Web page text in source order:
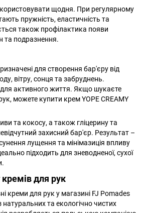
щодня. При регулярному
пружність, еластичність та
також профілактика появи
та подразнення.
для створення бар'єру від
вітру, сонця та забруднень.
активного життя. Якщо шукаєте
можете купити крем YOPE CREAMY
та кокосу, а також гліцерину та
захисний бар'єр. Результат –
лущення та мінімазиція впливу
підходить для зневодненої, сухої
для рук
креми для рук у магазині FJ Pomades
та екологічно чистих